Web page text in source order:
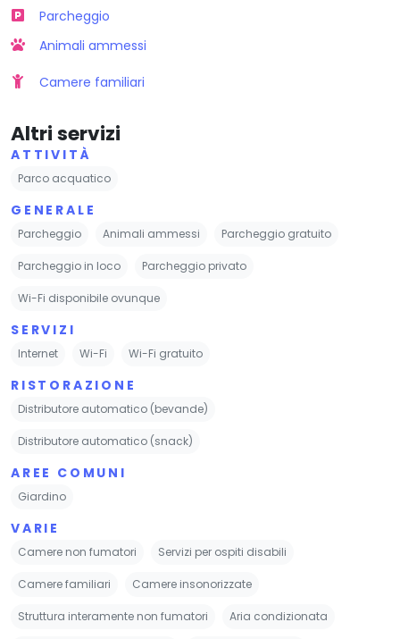
Parcheggio
Animali ammessi
Camere familiari
Altri servizi
ATTIVITÀ
Parco acquatico
GENERALE
Parcheggio Animali ammessi Parcheggio gratuito
Parcheggio in loco Parcheggio privato
Wi-Fi disponibile ovunque
SERVIZI
Internet Wi-Fi Wi-Fi gratuito
RISTORAZIONE
Distributore automatico (bevande)
Distributore automatico (snack)
AREE COMUNI
Giardino
VARIE
Camere non fumatori Servizi per ospiti disabili
Camere familiari Camere insonorizzate
Struttura interamente non fumatori Aria condizionata